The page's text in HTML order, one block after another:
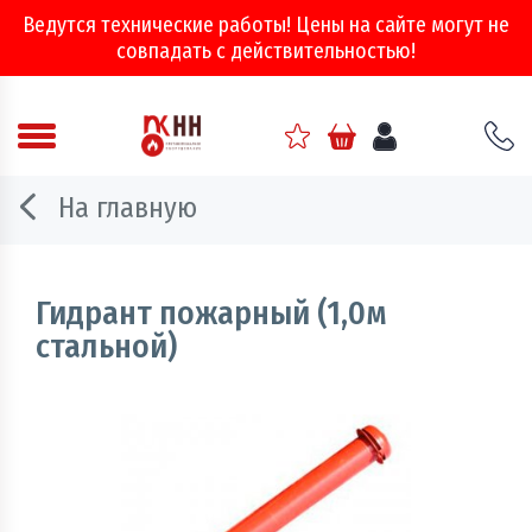
Ведутся технические работы! Цены на сайте могут не
совпадать с действительностью!
Аварийно - спасательное оборудование
Двери, ворота и люки противопожарные
Информационно-справочная литература
На главную
Гидрант пожарный (1,0м
стальной)